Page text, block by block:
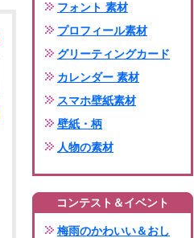
フォント 素材
プロフィール素材
グリーティングカード
カレンダー 素材
スマホ壁紙素材
壁紙・柄
人物の素材
コンテスト＆イベント
梅雨のかわいい＆おし